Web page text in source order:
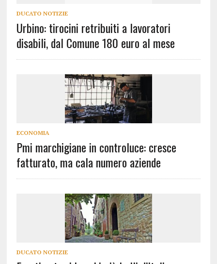
DUCATO NOTIZIE
Urbino: tirocini retribuiti a lavoratori
disabili, dal Comune 180 euro al mese
ECONOMIA
Pmi marchigiane in controluce: cresce
fatturato, ma cala numero aziende
DUCATO NOTIZIE